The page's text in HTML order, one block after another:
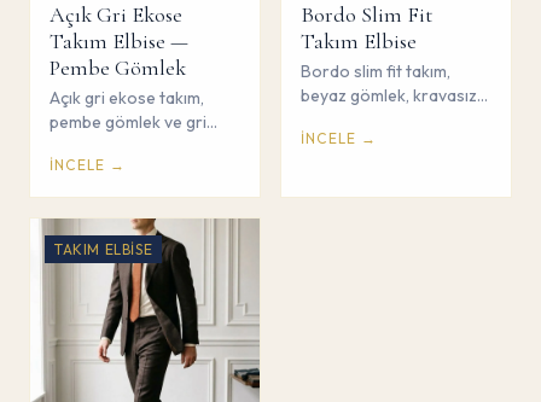
Açık Gri Ekose
Takım Elbise —
Pembe Gömlek
Açık gri ekose takım,
pembe gömlek ve gri
kombini. Çorum Savaş
Giyim.
İNCELE →
Bordo Slim Fit
Takım Elbise
Bordo slim fit takım,
beyaz gömlek, kravasız
ve karizmatik. Çorum
İNCELE →
TAKIM ELBISE